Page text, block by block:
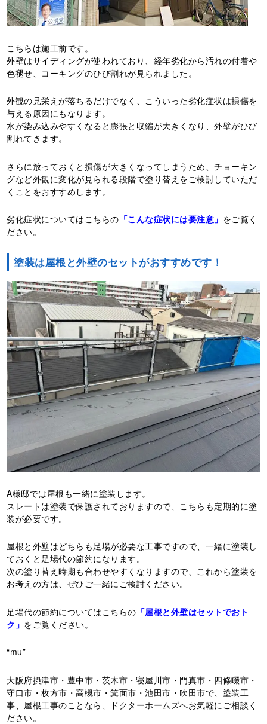
こちらは施工前です。
外壁はサイディングが使われており、経年劣化から汚れの付着や
色褪せ、コーキングのひび割れが見られました。
外観の見栄えが落ちるだけでなく、こういった劣化症状は損傷を
与える原因にもなります。
水が染み込みやすくなると膨張と収縮が大きくなり、外壁がひび
割れてきます。
さらに放っておくと損傷が大きくなってしまうため、チョーキン
グなど外観に変化が見られる段階で塗り替えをご検討していただ
くことをおすすめします。
劣化症状についてはこちらの 「こんな症状には要注意」 をご覧く
ださい。
塗装は屋根と外壁のセットがおすすめです！
A様邸では屋根も一緒に塗装します。
スレートは塗装で保護されておりますので、こちらも定期的に塗
装が必要です。
屋根と外壁はどちらも足場が必要な工事ですので、一緒に塗装し
ておくと足場代の節約になります。
次の塗り替え時期も合わせやすくなりますので、これから塗装を
お考えの方は、ぜひご一緒にご検討ください。
足場代の節約についてはこちらの 「屋根と外壁はセットでおト
ク」 をご覧ください。
“mu”
大阪府摂津市・豊中市・茨木市・寝屋川市・門真市・四條畷市・
守口市・枚方市・高槻市・箕面市・池田市・吹田市で、塗装工
事、屋根工事のことなら、ドクターホームズへお気軽にご相談く
ださい。